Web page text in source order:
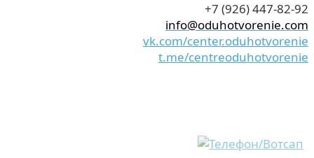
+7 (926) 447-82-92
info@oduhotvorenie.com
vk.com/center.oduhotvorenie
t.me/centreoduhotvorenie